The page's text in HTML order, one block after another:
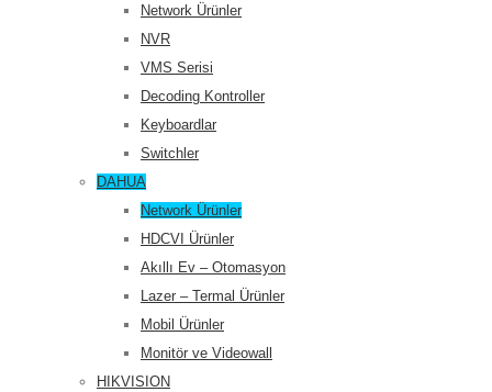
Network Ürünler
NVR
VMS Serisi
Decoding Kontroller
Keyboardlar
Switchler
DAHUA
Network Ürünler
HDCVI Ürünler
Akıllı Ev – Otomasyon
Lazer – Termal Ürünler
Mobil Ürünler
Monitör ve Videowall
HIKVISION